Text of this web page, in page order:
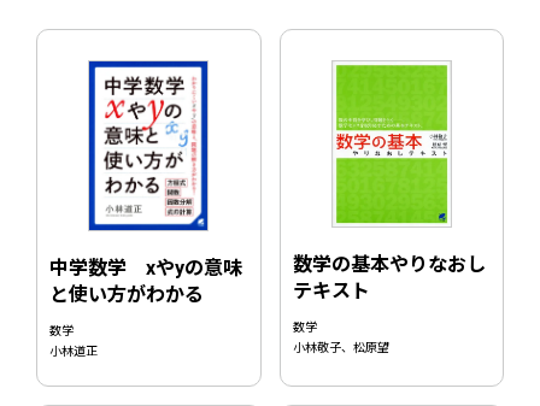
中学数学 xやyの意味
と使い方がわかる
数学
小林道正
数学の基本やりなおし
テキスト
数学
小林敬子、松原望